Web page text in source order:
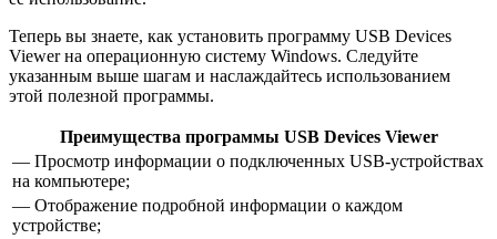
Теперь вы знаете, как установить программу USB Devices
Viewer на операционную систему Windows. Следуйте
указанным выше шагам и наслаждайтесь использованием
этой полезной программы.
Преимущества программы USB Devices Viewer
— Просмотр информации о подключенных USB-устройствах
на компьютере;
— Отображение подробной информации о каждом
устройстве;